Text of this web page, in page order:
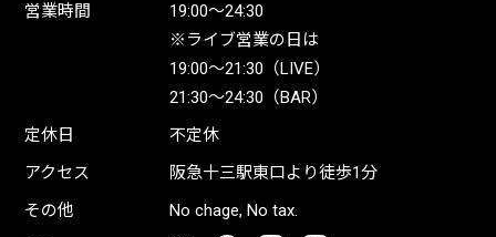
営業時間
19:00〜24:30
※ライブ営業の日は
19:00〜21:30（LIVE）
21:30〜24:30（BAR）
定休日
不定休
アクセス
阪急十三駅東口より徒歩1分
その他
No chage, No tax.